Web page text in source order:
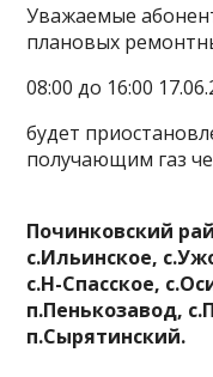
Уважаемые
плановых
08:00 до 16:00
будет
получающим газ
Починковский
с.Ильинское,
с.Н-Спасское,
п.Пенькозавод,
п.Сырятинский.